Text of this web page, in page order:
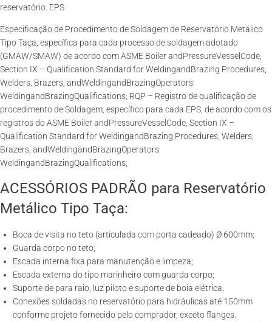
reservatório. EPS
Especificação de Procedimento de Soldagem de Reservatório Metálico
Tipo Taça, específica para cada processo de soldagem adotado
(GMAW/SMAW) de acordo com ASME Boiler andPressureVesselCode,
Section IX – Qualification Standard for WeldingandBrazing Procedures,
Welders, Brazers, andWeldingandBrazingOperators:
WeldingandBrazingQualifications; RQP – Registro de qualificação de
procedimento de Soldagem, específico para cada EPS, de acordo com os
registros do ASME Boiler andPressureVesselCode, Section IX –
Qualification Standard for WeldingandBrazing Procedures, Welders,
Brazers, andWeldingandBrazingOperators:
WeldingandBrazingQualifications;
ACESSÓRIOS PADRÃO para Reservatório
Metálico Tipo Taça:
Boca de visita no teto (articulada com porta cadeado) Ø 600mm;
Guarda corpo no teto;
Escada interna fixa para manutenção e limpeza;
Escada externa do tipo marinheiro com guarda corpo;
Suporte de para raio, luz piloto e suporte de boia elétrica;
Conexões soldadas no reservatório para hidráulicas até 150mm
conforme projeto fornecido pelo comprador, exceto flanges.